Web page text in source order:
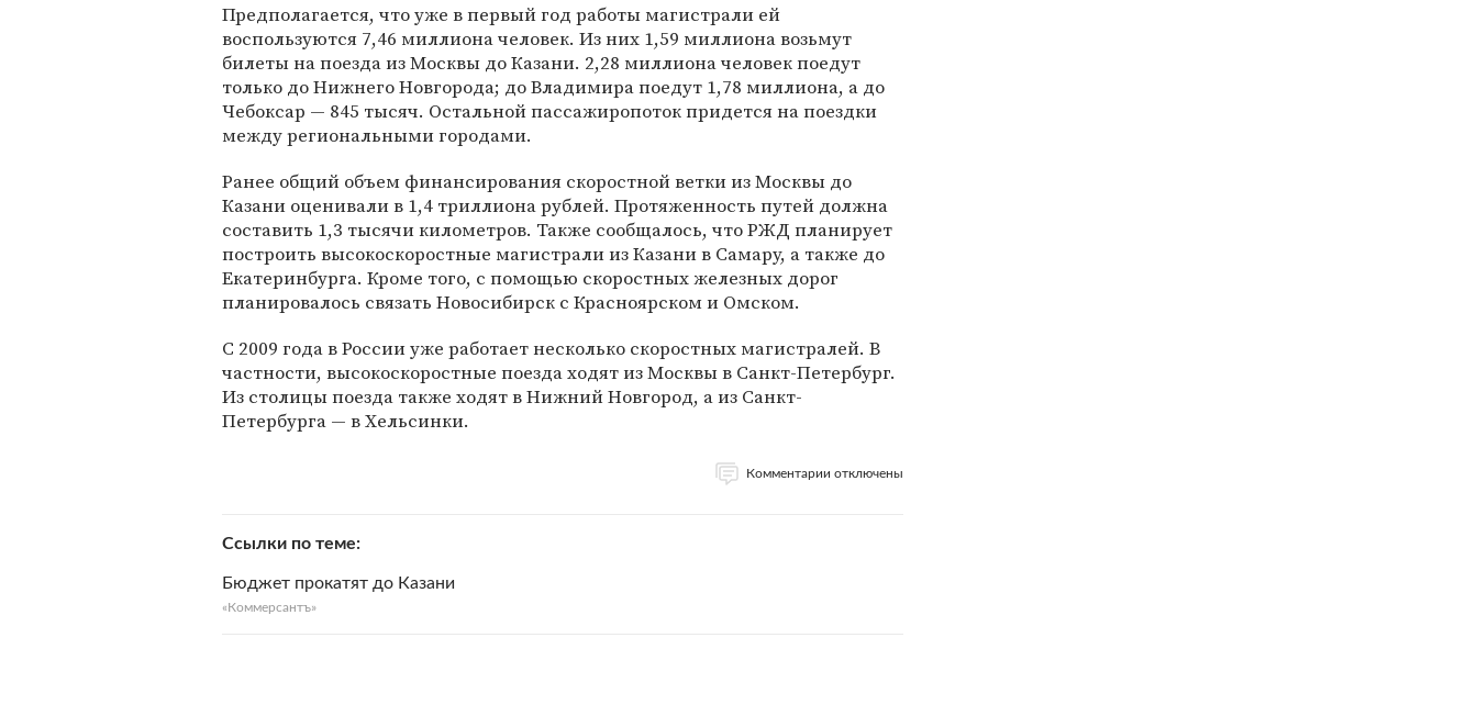
Предполагается, что уже в первый год работы магистрали ей
воспользуются 7,46 миллиона человек. Из них 1,59 миллиона возьмут
билеты на поезда из Москвы до Казани. 2,28 миллиона человек поедут
только до Нижнего Новгорода; до Владимира поедут 1,78 миллиона, а до
Чебоксар — 845 тысяч. Остальной пассажиропоток придется на поездки
между региональными городами.
Ранее общий объем финансирования скоростной ветки из Москвы до
Казани оценивали в 1,4 триллиона рублей. Протяженность путей должна
составить 1,3 тысячи километров. Также сообщалось, что РЖД планирует
построить высокоскоростные магистрали из Казани в Самару, а также до
Екатеринбурга. Кроме того, с помощью скоростных железных дорог
планировалось связать Новосибирск с Красноярском и Омском.
С 2009 года в России уже работает несколько скоростных магистралей. В
частности, высокоскоростные поезда ходят из Москвы в Санкт-Петербург.
Из столицы поезда также ходят в Нижний Новгород, а из Санкт-
Петербурга — в Хельсинки.
Комментарии отключены
Ссылки по теме
Бюджет прокатят до Казани
«Коммерсантъ»